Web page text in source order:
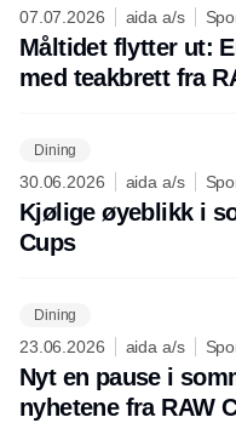
07.07.2026 aida a/s
Måltidet flytter ut:
med teakbrett fra
Dining
30.06.2026 aida a/s
Kjølige øyeblikk i
Cups
Dining
23.06.2026 aida a/s
Nyt en pause i
nyhetene fra RAW